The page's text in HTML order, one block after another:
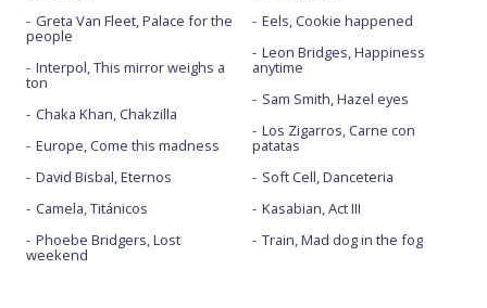
Greta Van Fleet, Palace for the
people
Interpol, This mirror weighs a
ton
Chaka Khan, Chakzilla
Europe, Come this madness
David Bisbal, Eternos
Camela, Titánicos
Phoebe Bridgers, Lost
weekend
Eels, Cookie happened
Leon Bridges, Happiness
anytime
Sam Smith, Hazel eyes
Los Zigarros, Carne con
patatas
Soft Cell, Danceteria
Kasabian, Act III
Train, Mad dog in the fog